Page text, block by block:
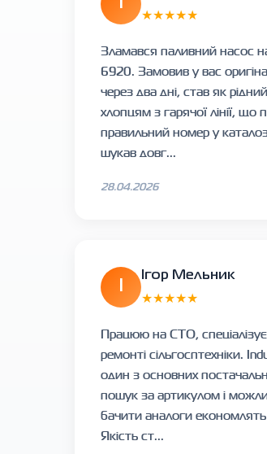
★★★★★
Зламався паливний насос
6920. Замовив у вас
через два дні, став як
хлопцям з гарячої лінії, що
правильний номер у
шукав довг...
28.04.2026
Ігор Мельник
★★★★★
Працюю на СТО,
ремонті сільгосптехніки.
один з основних
пошук за артикулом і
бачити аналоги
Якість ст...